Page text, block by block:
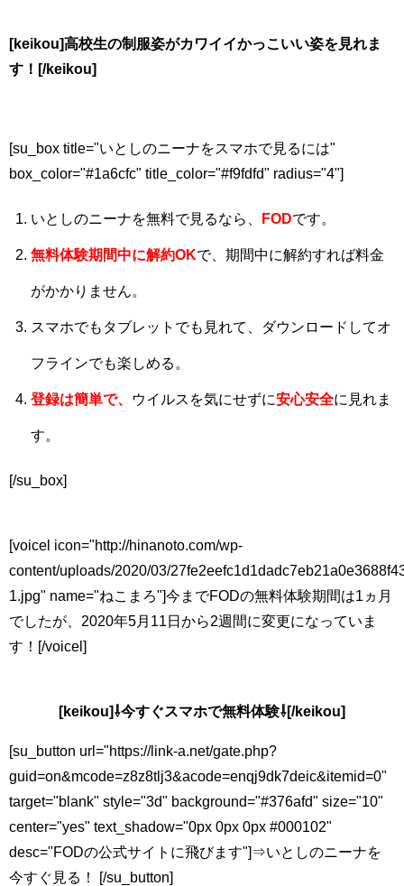
[keikou]高校生の制服姿がカワイイかっこいい姿を見れま
す！[/keikou]
[su_box title="いとしのニーナをスマホで見るには"
box_color="#1a6cfc" title_color="#f9fdfd" radius="4"]
いとしのニーナを無料で見るなら、 FODです。
無料体験期間中に解約OKで、期間中に解約すれば料金
がかかりません。
スマホでもタブレットでも見れて、ダウンロードしてオ
フラインでも楽しめる。
登録は簡単で、 ウイルスを気にせずに安心安全に見れま
す。
[/su_box]
[voicel icon="http://hinanoto.com/wp-
content/uploads/2020/03/
1.jpg" name="ねこまろ"]今までFODの無料体験期間は1ヵ月
でしたが、2020年5月11日から2週間に変更になっていま
す！[/voicel]
[keikou]⇩今すぐスマホで無料体験⇩[/keikou]
[su_button url="https://link-a.net/gate.php?
guid=on&mcode=z8z8tlj3&acode=enqj9dk7deic&itemid=0"
target="blank" style="3d" background="#376afd" size="10"
center="yes" text_shadow="0px 0px 0px #000102"
desc="FODの公式サイトに飛びます"]⇒いとしのニーナを
今すぐ見る！ [/su_button]